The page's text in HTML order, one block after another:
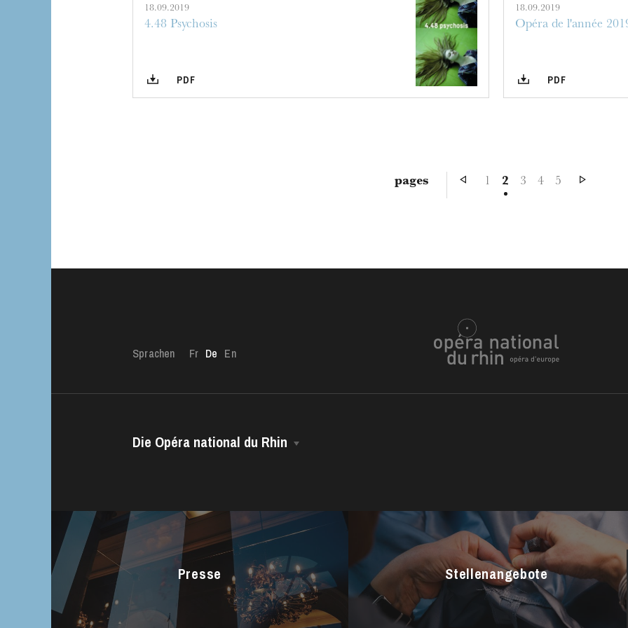
Die OnR mit euch
18.09.2019
4.48 Psychosis
PDF
18.09.2019
Opéra de l'année
PDF
pages 1 2 3 4 5
Sprachen Fr De En
Die Opéra national du Rhin
Intendanz
Das CCN • Ballett der Opéra national
Opernstudio
Presse Stellenangebote